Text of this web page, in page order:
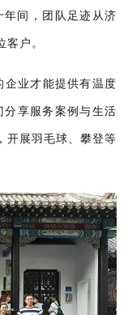
年间，团队足迹从济
户。
业才能提供有温度
享服务案例与生活
开展羽毛球、攀登等